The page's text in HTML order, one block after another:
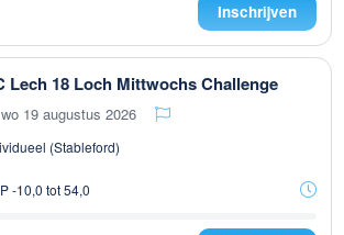
Inschrijven
Lech 18 Loch Mittwochs Challenge
wo 19 augustus 2026
(Stableford)
-10,0 tot 54,0